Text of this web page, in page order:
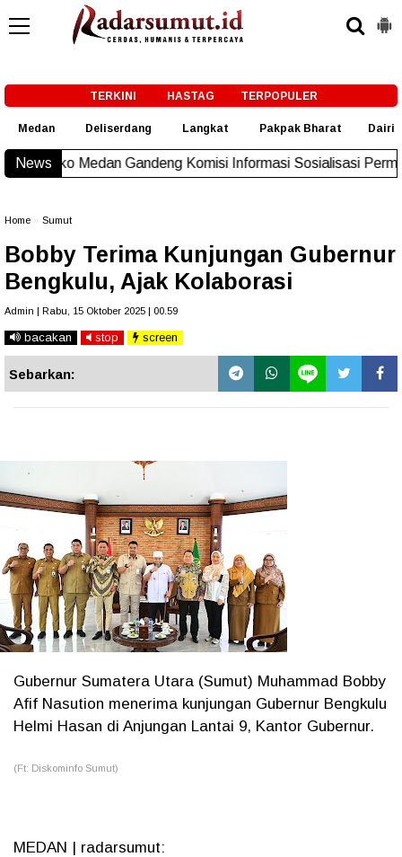
TERKINI HASTAG TERPOPULER
Medan Deliserdang Langkat Pakpak Bharat Dairi
News Komisi Informasi Sosialisasi Permendagri No. 2
Home Sumut
Bobby Terima Kunjungan Gubernur
Bengkulu, Ajak Kolaborasi
Admin | Rabu, 15 Oktober 2025 | 00.59
bacakan stop screen
Sebarkan:
Gubernur Sumatera Utara (Sumut) Muhammad Bobby
Afif Nasution menerima kunjungan Gubernur Bengkulu
Helmi Hasan di Anjungan Lantai 9, Kantor Gubernur.
(Ft: Diskominfo Sumut)
MEDAN | radarsumut: